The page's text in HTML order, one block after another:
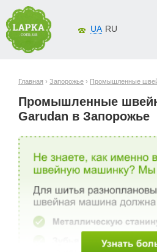
UA RU
Главная › Запорожье › Промышленные
Промышленные
Garudan в Запорожье